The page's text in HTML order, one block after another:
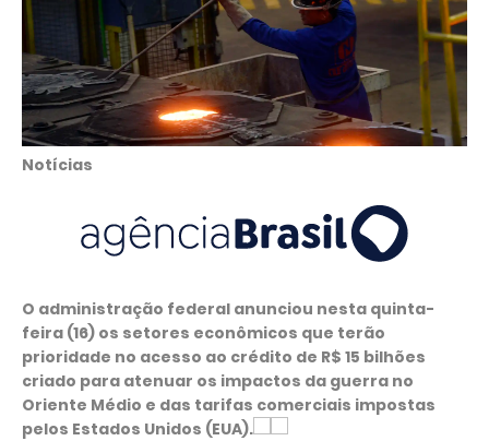
Notícias
O administração federal anunciou nesta quinta-
feira (16) os setores econômicos que terão
prioridade no acesso ao crédito de R$ 15 bilhões
criado para atenuar os impactos da guerra no
Oriente Médio e das tarifas comerciais impostas
pelos Estados Unidos (EUA).